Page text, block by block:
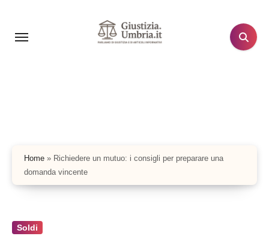
contenuto
Home » Richiedere un mutuo: i consigli per preparare una
domanda vincente
Soldi